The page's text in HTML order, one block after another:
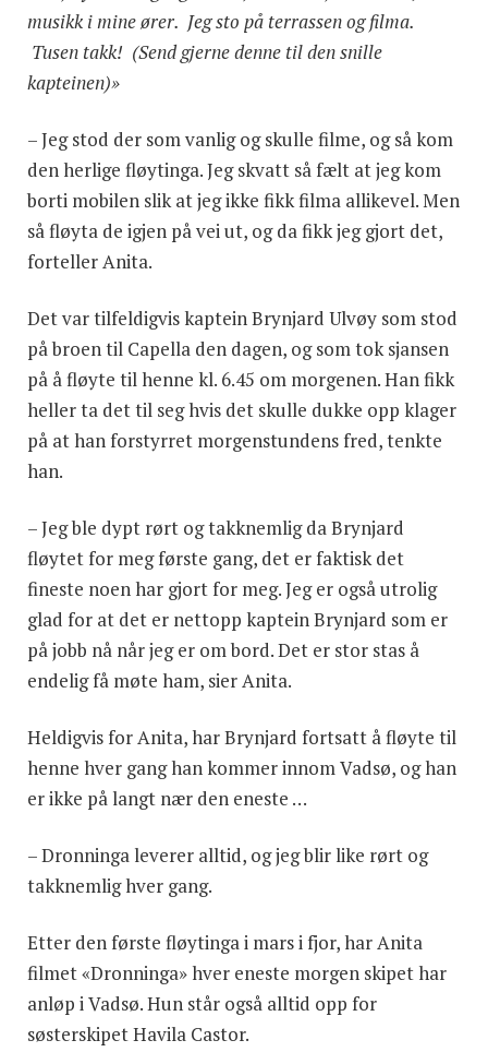
musikk i mine ører. Jeg sto på terrassen og filma.
Tusen takk! (Send gjerne denne til den snille
kapteinen)»
– Jeg stod der som vanlig og skulle filme, og så kom
den herlige fløytinga. Jeg skvatt så fælt at jeg kom
borti mobilen slik at jeg ikke fikk filma allikevel. Men
så fløyta de igjen på vei ut, og da fikk jeg gjort det,
forteller Anita.
Det var tilfeldigvis kaptein Brynjard Ulvøy som stod
på broen til Capella den dagen, og som tok sjansen
på å fløyte til henne kl. 6.45 om morgenen. Han fikk
heller ta det til seg hvis det skulle dukke opp klager
på at han forstyrret morgenstundens fred, tenkte
han.
– Jeg ble dypt rørt og takknemlig da Brynjard
fløytet for meg første gang, det er faktisk det
fineste noen har gjort for meg. Jeg er også utrolig
glad for at det er nettopp kaptein Brynjard som er
på jobb nå når jeg er om bord. Det er stor stas å
endelig få møte ham, sier Anita.
Heldigvis for Anita, har Brynjard fortsatt å fløyte til
henne hver gang han kommer innom Vadsø, og han
er ikke på langt nær den eneste …
– Dronninga leverer alltid, og jeg blir like rørt og
takknemlig hver gang.
Etter den første fløytinga i mars i fjor, har Anita
filmet «Dronninga» hver eneste morgen skipet har
anløp i Vadsø. Hun står også alltid opp for
søsterskipet Havila Castor.